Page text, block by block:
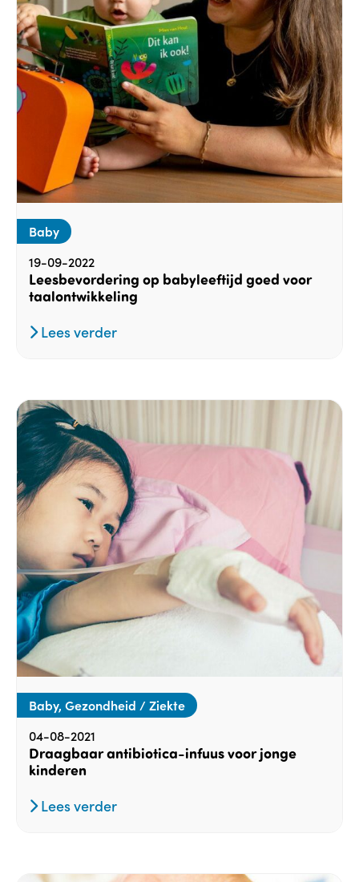
Baby
19-09-2022
Leesbevordering op babyleeftijd goed voor
taalontwikkeling
Lees verder
Baby, Gezondheid / Ziekte
04-08-2021
Draagbaar antibiotica-infuus voor jonge
kinderen
Lees verder